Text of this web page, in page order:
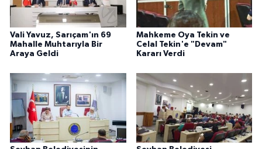
Vali Yavuz, Sarıçam'ın 69
Mahalle Muhtarıyla Bir
Araya Geldi
Mahkeme Oya Tekin ve
Celal Tekin'e "Devam"
Kararı Verdi